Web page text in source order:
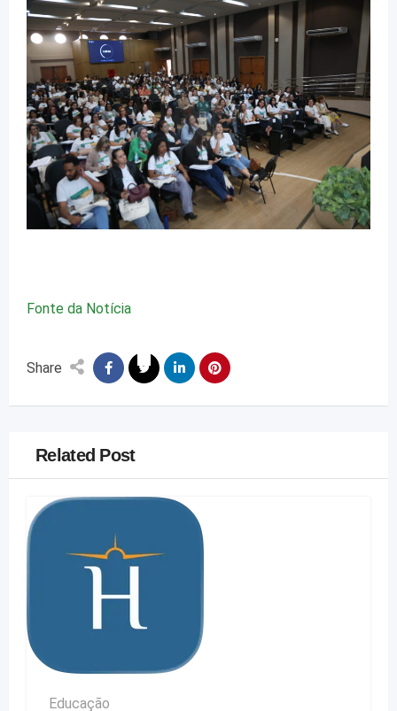
Fonte da Notícia
Share
Related Post
Educação